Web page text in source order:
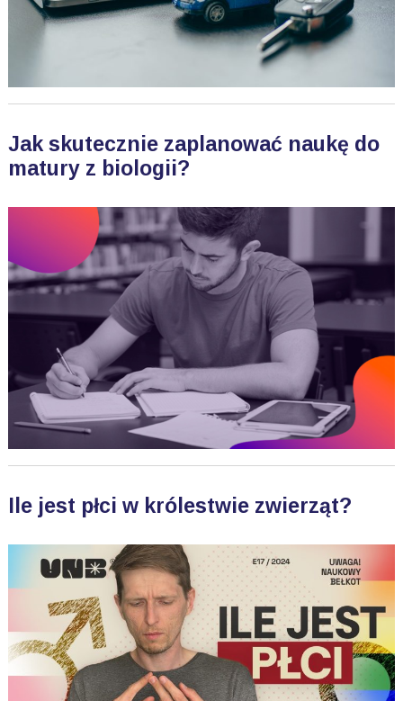
Jak skutecznie zaplanować naukę do
matury z biologii?
Ile jest płci w królestwie zwierząt?